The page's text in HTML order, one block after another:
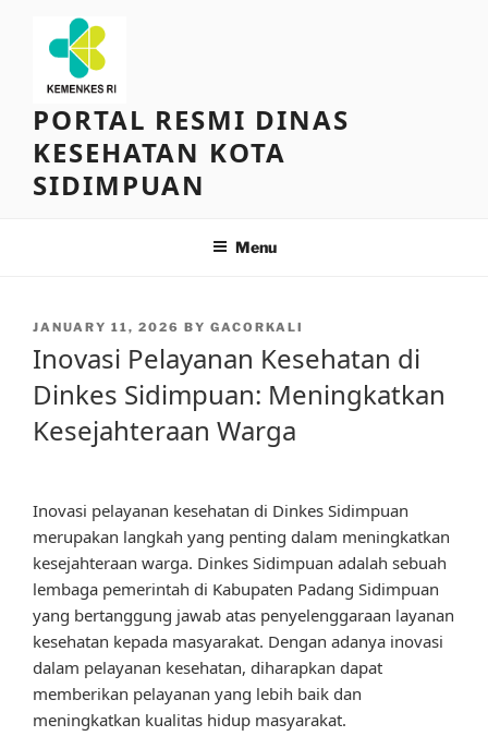
content
PORTAL RESMI DINAS
KESEHATAN KOTA
SIDIMPUAN
Menu
POSTED
JANUARY 11, 2026 BY GACORKALI
Inovasi Pelayanan Kesehatan di
Dinkes Sidimpuan: Meningkatkan
Kesejahteraan Warga
Inovasi pelayanan kesehatan di Dinkes Sidimpuan
merupakan langkah yang penting dalam meningkatkan
kesejahteraan warga. Dinkes Sidimpuan adalah sebuah
lembaga pemerintah di Kabupaten Padang Sidimpuan
yang bertanggung jawab atas penyelenggaraan layanan
kesehatan kepada masyarakat. Dengan adanya inovasi
dalam pelayanan kesehatan, diharapkan dapat
memberikan pelayanan yang lebih baik dan
meningkatkan kualitas hidup masyarakat.